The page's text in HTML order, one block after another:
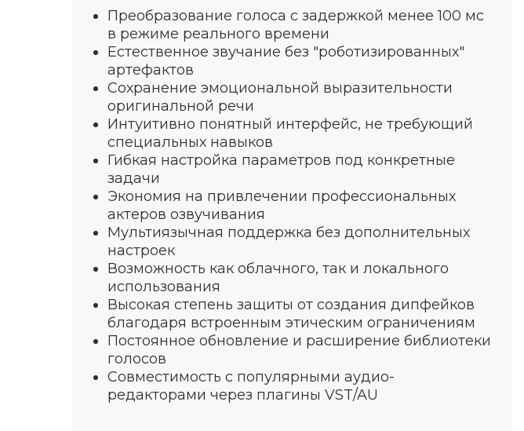
Преобразование голоса с задержкой менее 100 мс
в режиме реального времени
Естественное звучание без "роботизированных"
артефактов
Сохранение эмоциональной выразительности
оригинальной речи
Интуитивно понятный интерфейс, не требующий
специальных навыков
Гибкая настройка параметров под конкретные
задачи
Экономия на привлечении профессиональных
актеров озвучивания
Мультиязычная поддержка без дополнительных
настроек
Возможность как облачного, так и локального
использования
Высокая степень защиты от создания дипфейков
благодаря встроенным этическим ограничениям
Постоянное обновление и расширение библиотеки
голосов
Совместимость с популярными аудио-
редакторами через плагины VST/AU